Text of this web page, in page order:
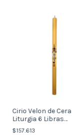
Cirio Velon de Cera
Liturgia 6 Libras
Decorado 5 cm x 1 mt
$157.613